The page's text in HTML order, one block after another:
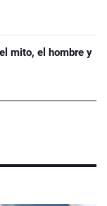
mito, el hombre y